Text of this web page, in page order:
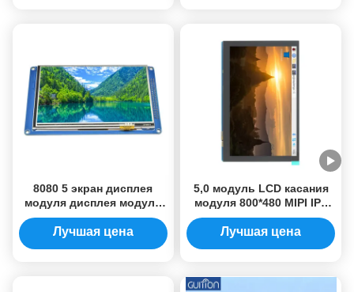
8080 5 экран дисплея
модуля дисплея модуля
800x480 SSD1963 TFT
дисплея Lcd дюйма
Лучшая цена
5,0 модуль LCD касания
модуля 800*480 MIPI IPS
TFT DSI Pi поленики
дюйма Multi
Лучшая цена